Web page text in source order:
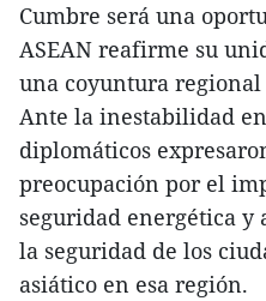
Cumbre será una
ASEAN reafirme su
una coyuntura
Ante la inestabilidad
diplomáticos
preocupación por el
seguridad energética
la seguridad de los
asiático en esa región.